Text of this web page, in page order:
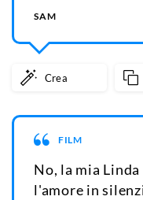
SAM
Crea
FILM
No, la mia
l'amore in